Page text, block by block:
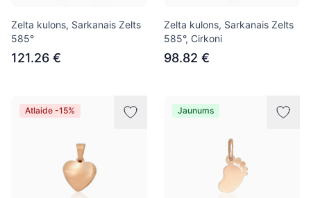
Zelta kulons, Sarkanais Zelts
585°
121.26 €
Zelta kulons, Sarkanais Zelts
585°, Cirkoni
98.82 €
Atlaide -15% Jaunums